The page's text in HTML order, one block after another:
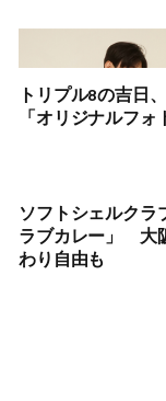
トリプル8の吉日
「オリジナルフ
ソフトシェルクラ
ラブカレー」 大
わり自由も